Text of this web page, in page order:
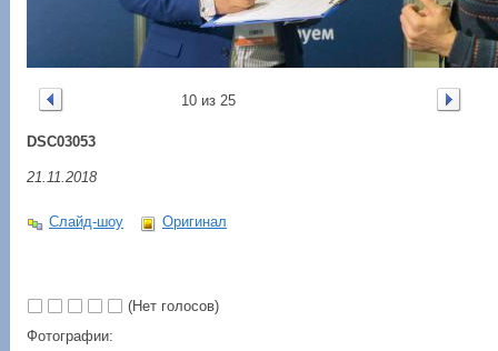
10 из 25
DSC03053
21.11.2018
Слайд-шоу Оригинал
(Нет голосов)
Фотографии: